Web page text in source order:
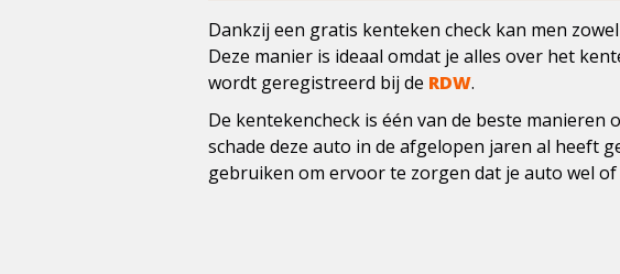
Dankzij een gratis kenteken check kan men
Deze manier is ideaal omdat je alles over het
wordt geregistreerd bij de RDW.
De kentekencheck is één van de beste
schade deze auto in de afgelopen jaren al heeft
gebruiken om ervoor te zorgen dat je auto wel